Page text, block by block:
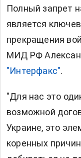
Полный запрет
является
прекращения
МИД РФ
"Интерфакс".
"Для нас это
возможной
Украине, это
коренных